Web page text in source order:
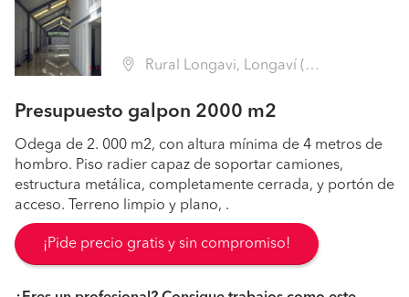
Rural Longavi, Longaví (Región VII Maule - Linares)
Presupuesto galpon 2000 m2
Odega de 2. 000 m2, con altura mínima de 4 metros de
hombro. Piso radier capaz de soportar camiones,
estructura metálica, completamente cerrada, y portón de
acceso. Terreno limpio y plano, .
¡Pide precio gratis y sin compromiso!